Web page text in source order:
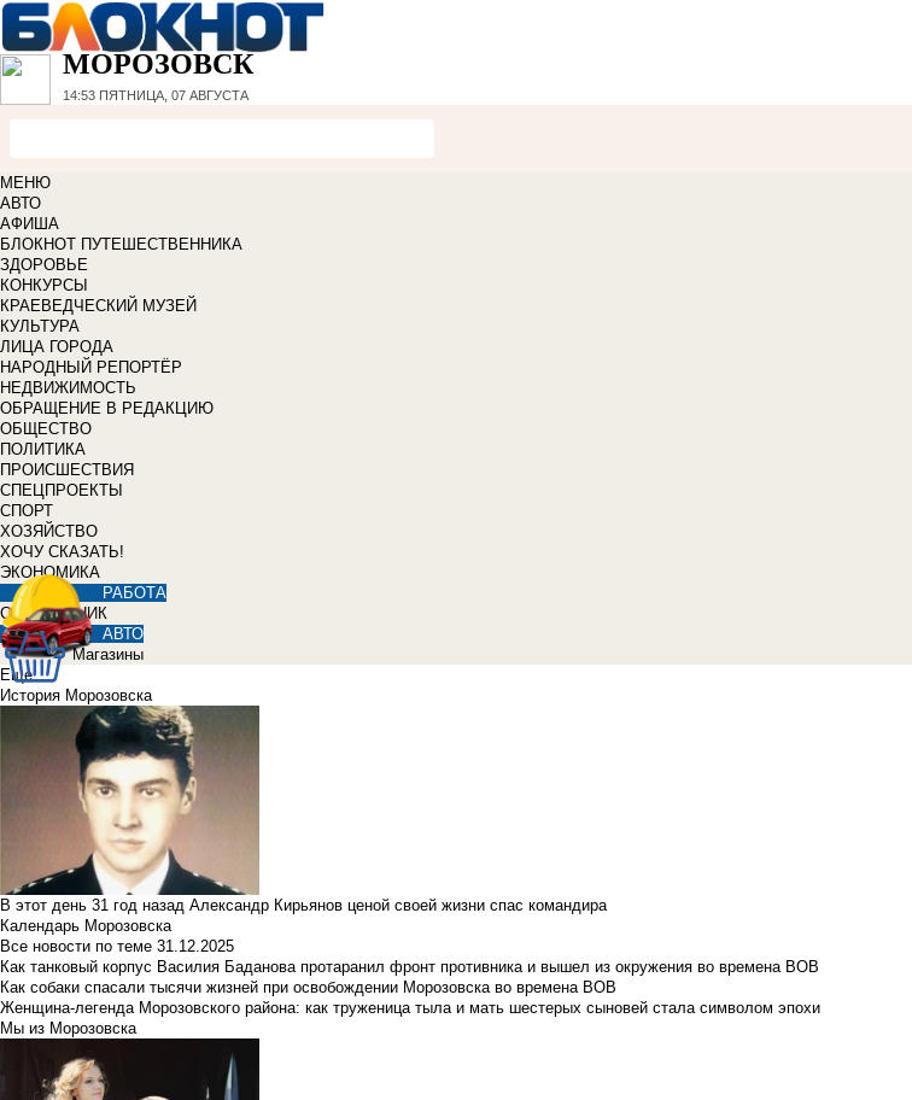
МОРОЗОВСК
14:53 ПЯТНИЦА, 07 АВГУСТА
МЕНЮ
АВТО
АФИША
БЛОКНОТ ПУТЕШЕСТВЕННИКА
ЗДОРОВЬЕ
КОНКУРСЫ
КРАЕВЕДЧЕСКИЙ МУЗЕЙ
КУЛЬТУРА
ЛИЦА ГОРОДА
НАРОДНЫЙ РЕПОРТЁР
НЕДВИЖИМОСТЬ
ОБРАЩЕНИЕ В РЕДАКЦИЮ
ОБЩЕСТВО
ПОЛИТИКА
ПРОИСШЕСТВИЯ
СПЕЦПРОЕКТЫ
СПОРТ
ХОЗЯЙСТВО
ХОЧУ СКАЗАТЬ!
ЭКОНОМИКА
РАБОТА
СПРАВОЧНИК
АВТО
Магазины
Еще
История Морозовска
В этот день 31 год назад Александр Кирьянов ценой своей жизни спас командира
Календарь Морозовска
Все новости по теме 31.12.2025
Как танковый корпус Василия Баданова протаранил фронт противника и вышел из окружения во времена ВОВ
Как собаки спасали тысячи жизней при освобождении Морозовска во времена ВОВ
Женщина-легенда Морозовского района: как труженица тыла и мать шестерых сыновей стала символом эпохи
Мы из Морозовска